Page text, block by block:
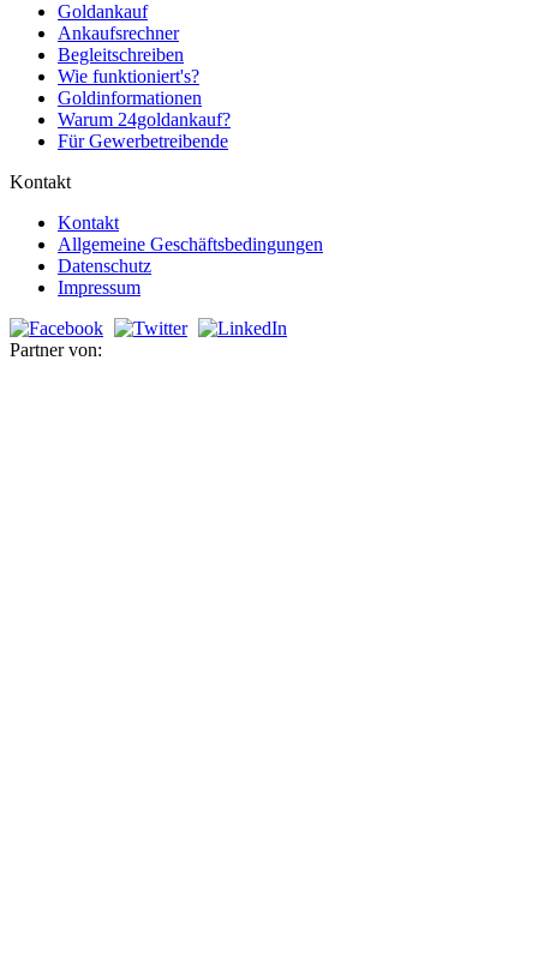
Goldankauf
Ankaufsrechner
Begleitschreiben
Wie funktioniert's?
Goldinformationen
Warum 24goldankauf?
Für Gewerbetreibende
Kontakt
Kontakt
Allgemeine Geschäftsbedingungen
Datenschutz
Impressum
Partner von: